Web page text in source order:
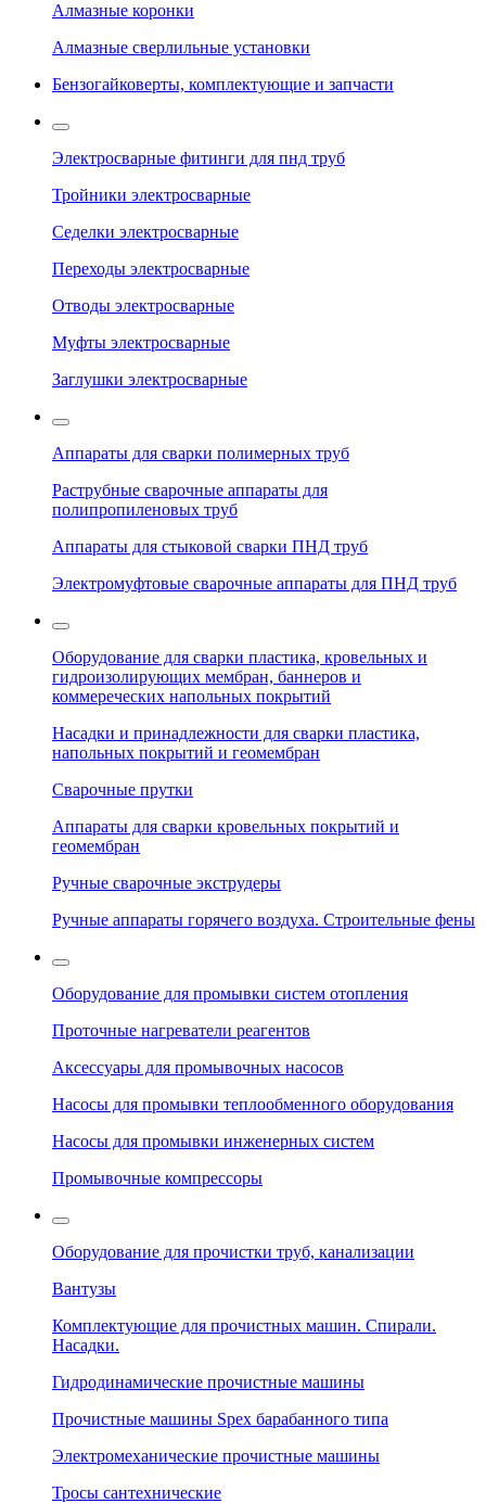
Алмазные коронки
Алмазные сверлильные установки
Бензогайковерты, комплектующие и запчасти
Электросварные фитинги для пнд труб
Тройники электросварные
Седелки электросварные
Переходы электросварные
Отводы электросварные
Муфты электросварные
Заглушки электросварные
Аппараты для сварки полимерных труб
Раструбные сварочные аппараты для
полипропиленовых труб
Аппараты для стыковой сварки ПНД труб
Электромуфтовые сварочные аппараты для ПНД труб
Оборудование для сварки пластика, кровельных и
гидроизолирующих мембран, баннеров и
коммереческих напольных покрытий
Насадки и принадлежности для сварки пластика,
напольных покрытий и геомембран
Сварочные прутки
Аппараты для сварки кровельных покрытий и
геомембран
Ручные сварочные экструдеры
Ручные аппараты горячего воздуха. Строительные фены
Оборудование для промывки систем отопления
Проточные нагреватели реагентов
Аксессуары для промывочных насосов
Насосы для промывки теплообменного оборудования
Насосы для промывки инженерных систем
Промывочные компрессоры
Оборудование для прочистки труб, канализации
Вантузы
Комплектующие для прочистных машин. Спирали.
Насадки.
Гидродинамические прочистные машины
Прочистные машины Spex барабанного типа
Электромеханические прочистные машины
Тросы сантехнические